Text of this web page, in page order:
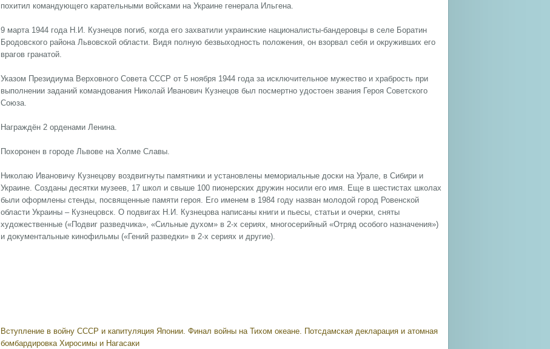
похитил командующего карательными войсками на Украине генерала Ильгена.
9 марта 1944 года Н.И. Кузнецов погиб, когда его захватили украинские националисты-бандеровцы в селе Боратин
Бродовского района Львовской области. Видя полную безвыходность положения, он взорвал себя и окруживших его
врагов гранатой.
Указом Президиума Верховного Совета СССР от 5 ноября 1944 года за исключительное мужество и храбрость при
выполнении заданий командования Николай Иванович Кузнецов был посмертно удостоен звания Героя Советского
Союза.
Награждён 2 орденами Ленина.
Похоронен в городе Львове на Холме Славы.
Николаю Ивановичу Кузнецову воздвигнуты памятники и установлены мемориальные доски на Урале, в Сибири и
Украине. Созданы десятки музеев, 17 школ и свыше 100 пионерских дружин носили его имя. Еще в шестистах школах
были оформлены стенды, посвященные памяти героя. Его именем в 1984 году назван молодой город Ровенской
области Украины – Кузнецовск. О подвигах Н.И. Кузнецова написаны книги и пьесы, статьи и очерки, сняты
художественные («Подвиг разведчика», «Сильные духом» в 2-х сериях, многосерийный «Отряд особого назначения»)
и документальные кинофильмы («Гений разведки» в 2-х сериях и другие).
Вступление в войну СССР и капитуляция Японии. Финал войны на Тихом океане. Потсдамская декларация и атомная
бомбардировка Хиросимы и Нагасаки